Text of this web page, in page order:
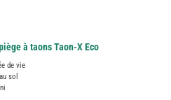
à taons Taon-X Eco
de vie
sol